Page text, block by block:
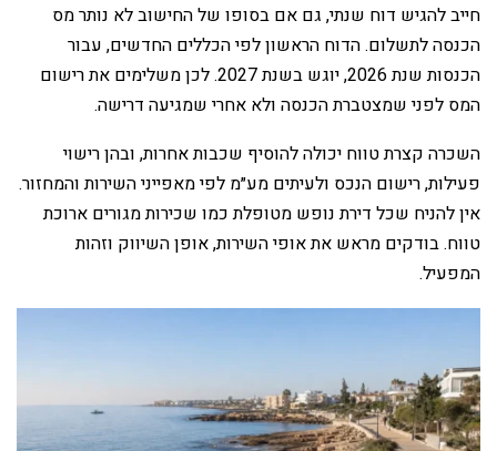
חייב להגיש דוח שנתי, גם אם בסופו של החישוב לא נותר מס
הכנסה לתשלום. הדוח הראשון לפי הכללים החדשים, עבור
הכנסות שנת 2026, יוגש בשנת 2027. לכן משלימים את רישום
המס לפני שמצטברת הכנסה ולא אחרי שמגיעה דרישה.
‏השכרה קצרת טווח יכולה להוסיף שכבות אחרות, ובהן רישוי
פעילות, רישום הנכס ולעיתים מע״מ לפי מאפייני השירות והמחזור.
אין להניח שכל דירת נופש מטופלת כמו שכירות מגורים ארוכת
טווח. בודקים מראש את אופי השירות, אופן השיווק וזהות
המפעיל.